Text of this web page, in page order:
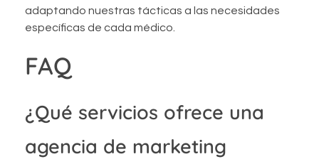
adaptando nuestras tácticas a las necesidades
específicas de cada médico.
FAQ
¿Qué servicios ofrece una
agencia de marketing